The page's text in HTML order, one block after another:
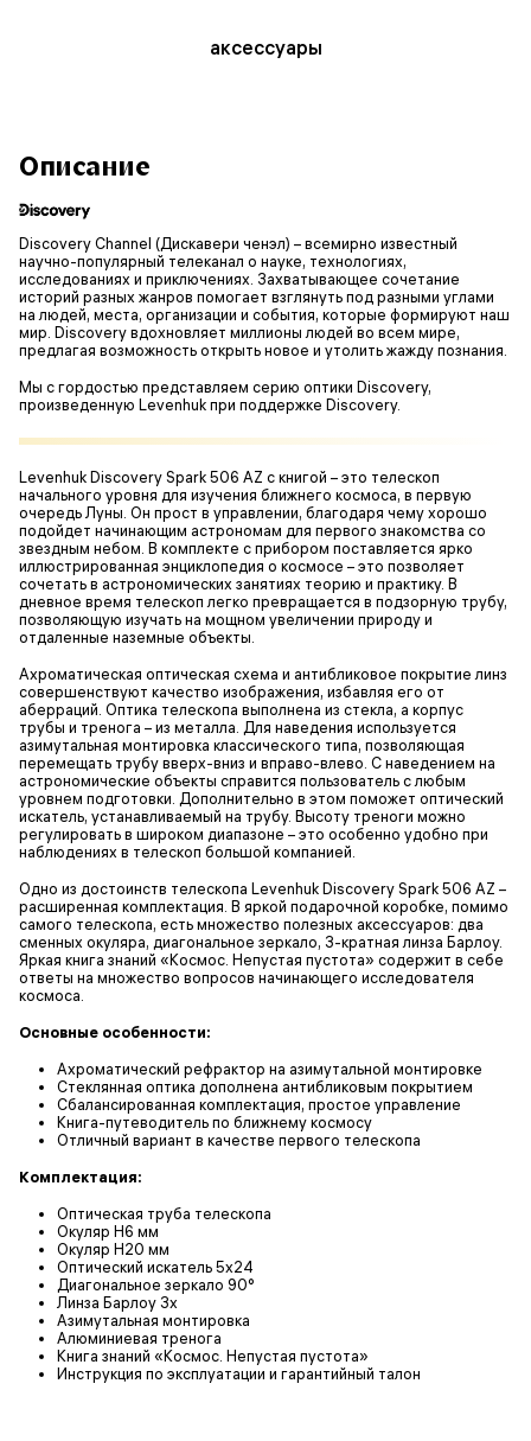
аксессуары
Описание
Discovery Channel (Дискавери ченэл) – всемирно известный
научно-популярный телеканал о науке, технологиях,
исследованиях и приключениях. Захватывающее сочетание
историй разных жанров помогает взглянуть под разными углами
на людей, места, организации и события, которые формируют наш
мир. Discovery вдохновляет миллионы людей во всем мире,
предлагая возможность открыть новое и утолить жажду познания.
Мы с гордостью представляем серию оптики Discovery,
произведенную Levenhuk при поддержке Discovery.
Levenhuk Discovery Spark 506 AZ с книгой – это телескоп
начального уровня для изучения ближнего космоса, в первую
очередь Луны. Он прост в управлении, благодаря чему хорошо
подойдет начинающим астрономам для первого знакомства со
звездным небом. В комплекте с прибором поставляется ярко
иллюстрированная энциклопедия о космосе – это позволяет
сочетать в астрономических занятиях теорию и практику. В
дневное время телескоп легко превращается в подзорную трубу,
позволяющую изучать на мощном увеличении природу и
отдаленные наземные объекты.
Ахроматическая оптическая схема и антибликовое покрытие линз
совершенствуют качество изображения, избавляя его от
аберраций. Оптика телескопа выполнена из стекла, а корпус
трубы и тренога – из металла. Для наведения используется
азимутальная монтировка классического типа, позволяющая
перемещать трубу вверх-вниз и вправо-влево. С наведением на
астрономические объекты справится пользователь с любым
уровнем подготовки. Дополнительно в этом поможет оптический
искатель, устанавливаемый на трубу. Высоту треноги можно
регулировать в широком диапазоне – это особенно удобно при
наблюдениях в телескоп большой компанией.
Одно из достоинств телескопа Levenhuk Discovery Spark 506 AZ –
расширенная комплектация. В яркой подарочной коробке, помимо
самого телескопа, есть множество полезных аксессуаров: два
сменных окуляра, диагональное зеркало, 3-кратная линза Барлоу.
Яркая книга знаний «Космос. Непустая пустота» содержит в себе
ответы на множество вопросов начинающего исследователя
космоса.
Основные особенности:
Ахроматический рефрактор на азимутальной монтировке
Стеклянная оптика дополнена антибликовым покрытием
Сбалансированная комплектация, простое управление
Книга-путеводитель по ближнему космосу
Отличный вариант в качестве первого телескопа
Комплектация:
Оптическая труба телескопа
Окуляр H6 мм
Окуляр H20 мм
Оптический искатель 5х24
Диагональное зеркало 90°
Линза Барлоу 3х
Азимутальная монтировка
Алюминиевая тренога
Книга знаний «Космос. Непустая пустота»
Инструкция по эксплуатации и гарантийный талон